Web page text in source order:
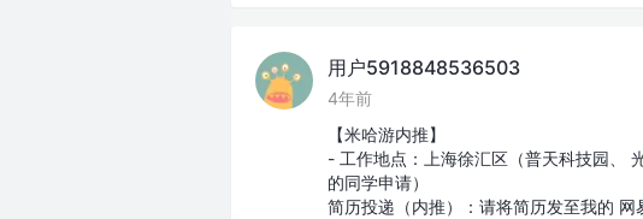
用户5918848536503
4年前
【米哈游内推】
- 工作地点：上海徐汇区（普天科技园、
的同学申请）
简历投递（内推）：请将简历发至我的